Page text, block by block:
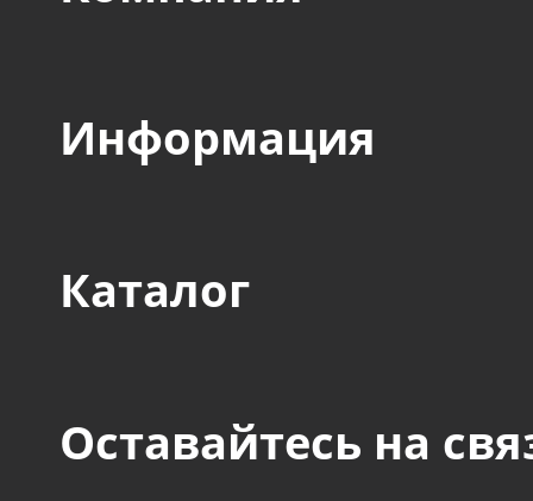
Информация
Каталог
Оставайтесь на